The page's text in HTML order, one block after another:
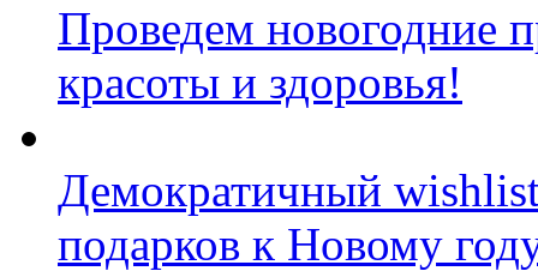
Проведем новогодние
красоты и здоровья!
Демократичный
подарков к Новому